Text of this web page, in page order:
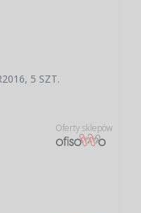
5 SZT.
Oferty sklepów